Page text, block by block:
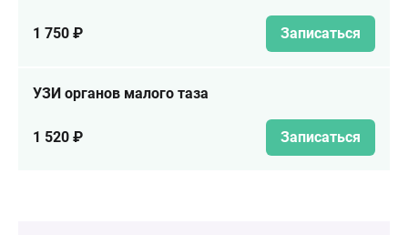
1 750 ₽ Записаться
УЗИ органов малого таза
1 520 ₽ Записаться